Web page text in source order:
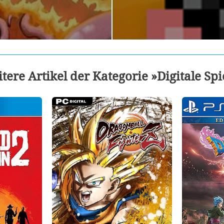
Artikel der Kategorie »Digitale